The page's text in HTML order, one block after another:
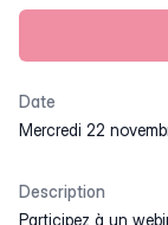
Date
mercredi 22
Description
Participez à un